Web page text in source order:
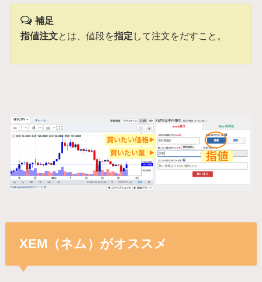
補足
指値注文とは、値段を指定 して注文をだすこと。
XEM（ネム）がオススメ